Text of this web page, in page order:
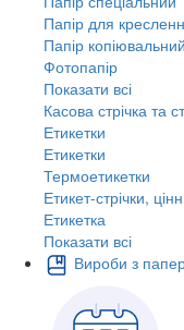
Папір для
Папір копіювальний
Фотопапір
Показати всі
Касова стрічка та
Етикетки
Етикетки
Термоетикетки
Етикет-стрічки,
Етикетка
Показати всі
Вироби з